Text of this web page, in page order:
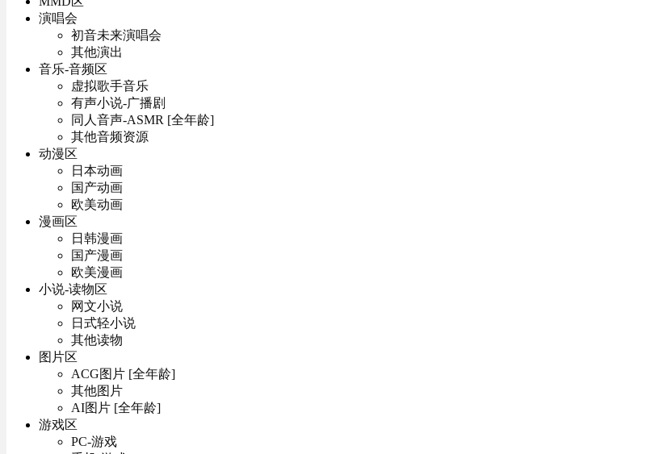
演唱会
初音未来演唱会
其他演出
音乐-音频区
虚拟歌手音乐
有声小说-广播剧
同人音声-ASMR [全年龄]
其他音频资源
动漫区
日本动画
国产动画
欧美动画
漫画区
日韩漫画
国产漫画
欧美漫画
小说-读物区
网文小说
日式轻小说
其他读物
图片区
ACG图片 [全年龄]
其他图片
AI图片 [全年龄]
游戏区
PC-游戏